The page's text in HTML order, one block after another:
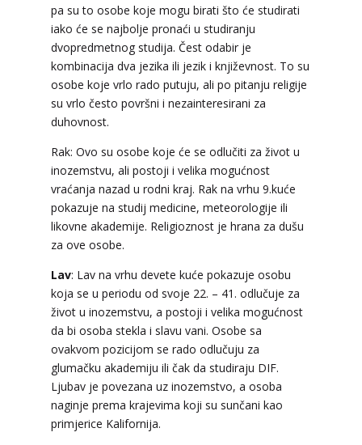
pa su to osobe koje mogu birati što će studirati
iako će se najbolje pronaći u studiranju
dvopredmetnog studija. Čest odabir je
kombinacija dva jezika ili jezik i književnost. To su
osobe koje vrlo rado putuju, ali po pitanju religije
su vrlo često površni i nezainteresirani za
duhovnost.
Rak: Ovo su osobe koje će se odlučiti za život u
inozemstvu, ali postoji i velika mogućnost
vraćanja nazad u rodni kraj. Rak na vrhu 9.kuće
pokazuje na studij medicine, meteorologije ili
likovne akademije. Religioznost je hrana za dušu
za ove osobe.
Lav: Lav na vrhu devete kuće pokazuje osobu
koja se u periodu od svoje 22. – 41. odlučuje za
život u inozemstvu, a postoji i velika mogućnost
da bi osoba stekla i slavu vani. Osobe sa
ovakvom pozicijom se rado odlučuju za
glumačku akademiju ili čak da studiraju DIF.
Ljubav je povezana uz inozemstvo, a osoba
naginje prema krajevima koji su sunčani kao
primjerice Kalifornija.